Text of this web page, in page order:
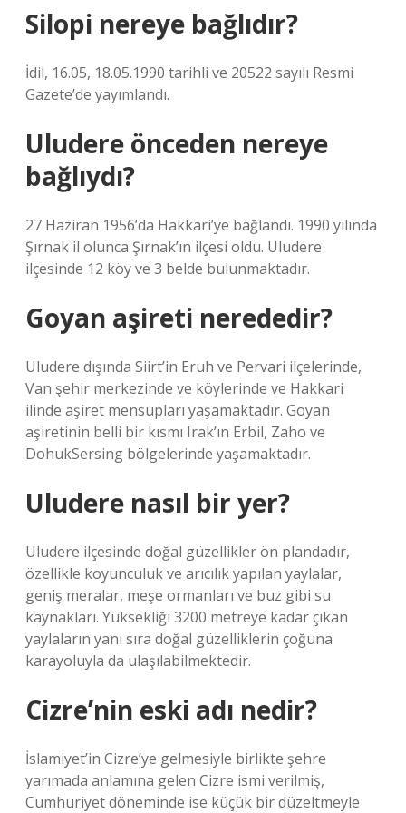
Silopi nereye bağlıdır?
İdil, 16.05, 18.05.1990 tarihli ve 20522 sayılı Resmi
Gazete’de yayımlandı.
Uludere önceden nereye
bağlıydı?
27 Haziran 1956’da Hakkari’ye bağlandı. 1990 yılında
Şırnak il olunca Şırnak’ın ilçesi oldu. Uludere
ilçesinde 12 köy ve 3 belde bulunmaktadır.
Goyan aşireti nerededir?
Uludere dışında Siirt’in Eruh ve Pervari ilçelerinde,
Van şehir merkezinde ve köylerinde ve Hakkari
ilinde aşiret mensupları yaşamaktadır. Goyan
aşiretinin belli bir kısmı Irak’ın Erbil, Zaho ve
DohukSersing bölgelerinde yaşamaktadır.
Uludere nasıl bir yer?
Uludere ilçesinde doğal güzellikler ön plandadır,
özellikle koyunculuk ve arıcılık yapılan yaylalar,
geniş meralar, meşe ormanları ve buz gibi su
kaynakları. Yüksekliği 3200 metreye kadar çıkan
yaylaların yanı sıra doğal güzelliklerin çoğuna
karayoluyla da ulaşılabilmektedir.
Cizre’nin eski adı nedir?
İslamiyet’in Cizre’ye gelmesiyle birlikte şehre
yarımada anlamına gelen Cizre ismi verilmiş,
Cumhuriyet döneminde ise küçük bir düzeltmeyle